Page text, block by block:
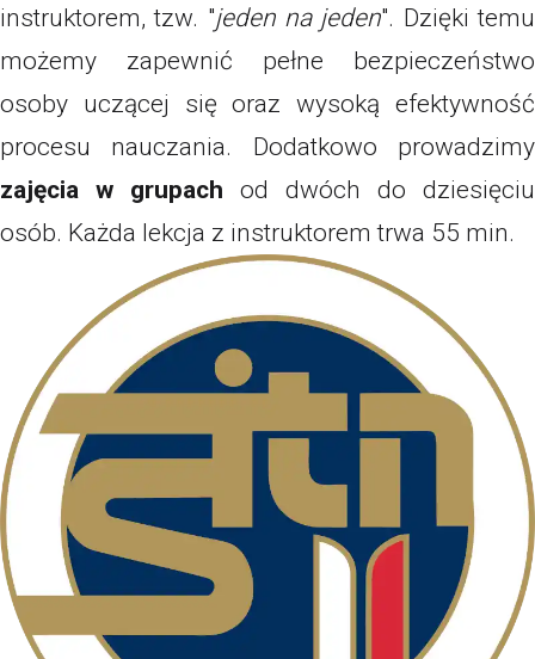
instruktorem, tzw. "jeden na jeden". Dzięki temu
możemy zapewnić pełne bezpieczeństwo
osoby uczącej się oraz wysoką efektywność
procesu nauczania. Dodatkowo prowadzimy
zajęcia w grupach od dwóch do dziesięciu
osób. Każda lekcja z instruktorem trwa 55 min.